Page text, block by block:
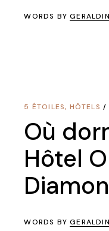
WORDS BY
5 ÉTOILES, HÔTELS
Où
Hôtel
WORDS BY